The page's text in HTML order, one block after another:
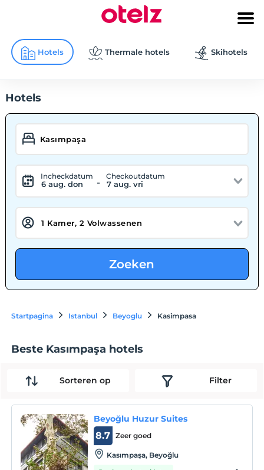
Hotels Thermale hotels Skihotels
Hotels
Incheckdatum
6 aug. don -
Checkoutdatum
7 aug. vri
Zoeken
Startpagina Istanbul Beyoglu Kasimpasa
Beste Kasımpaşa hotels
Sorteren op Filter
Beyoğlu Huzur Suites
Zeer goed
8.7
Kasımpaşa, Beyoğlu